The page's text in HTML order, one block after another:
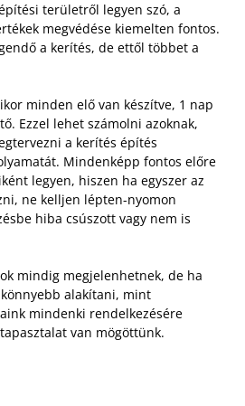
területről legyen szó, a
megvédése kiemelten fontos.
a kerítés, de ettől többet a
minden elő van készítve, 1 nap
Ezzel lehet számolni azoknak,
a kerítés építés
Mindenképp fontos előre
legyen, hiszen ha egyszer az
ne kelljen lépten-nyomon
hiba csúszott vagy nem is
mindig megjelenhetnek, de ha
alakítani, mint
mindenki rendelkezésére
van mögöttünk.